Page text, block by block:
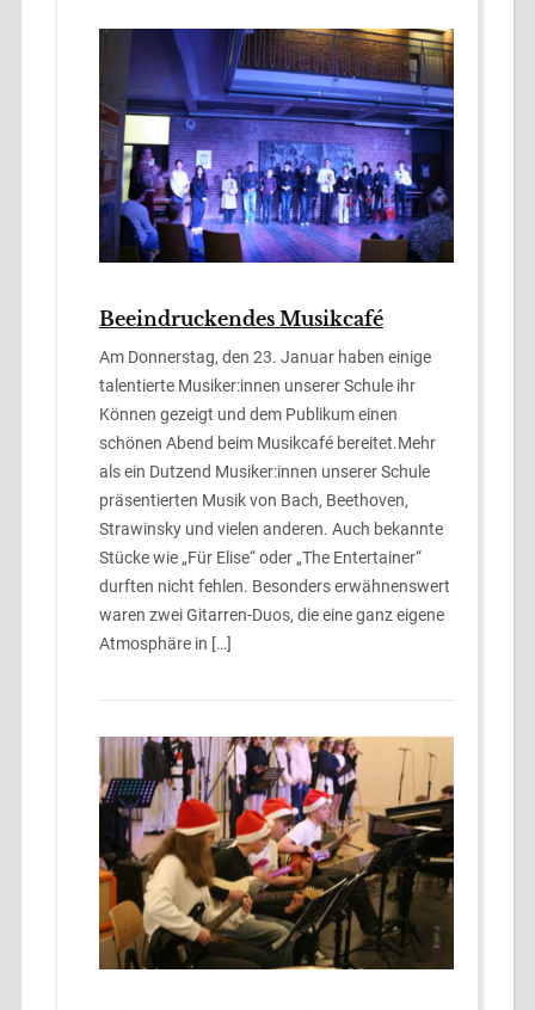
Beeindruckendes Musikcafé
Am Donnerstag, den 23. Januar haben einige
talentierte Musiker:innen unserer Schule ihr
Können gezeigt und dem Publikum einen
schönen Abend beim Musikcafé bereitet.Mehr
als ein Dutzend Musiker:innen unserer Schule
präsentierten Musik von Bach, Beethoven,
Strawinsky und vielen anderen. Auch bekannte
Stücke wie „Für Elise“ oder „The Entertainer“
durften nicht fehlen. Besonders erwähnenswert
waren zwei Gitarren-Duos, die eine ganz eigene
Atmosphäre in […]